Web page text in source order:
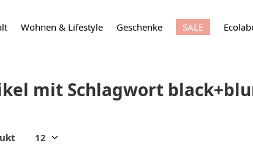
Wohnen & Lifestyle Geschenke SALE
mit Schlagwort